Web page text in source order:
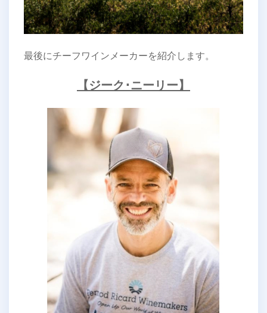
最後にチーフワインメーカーを紹介します。
【ジーク･ニーリー】